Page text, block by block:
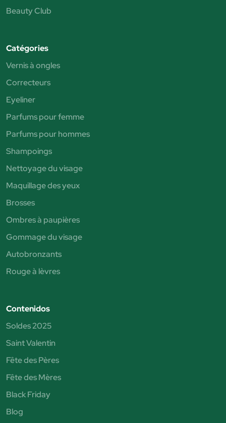
Beauty Club
Catégories
Vernis à ongles
Correcteurs
Eyeliner
Parfums pour femme
Parfums pour hommes
Shampoings
Nettoyage du visage
Maquillage des yeux
Brosses
Ombres à paupières
Gommage du visage
Autobronzants
Rouge à lèvres
Contenidos
Soldes 2025
Saint Valentin
Fête des Pères
Fête des Mères
Black Friday
Blog